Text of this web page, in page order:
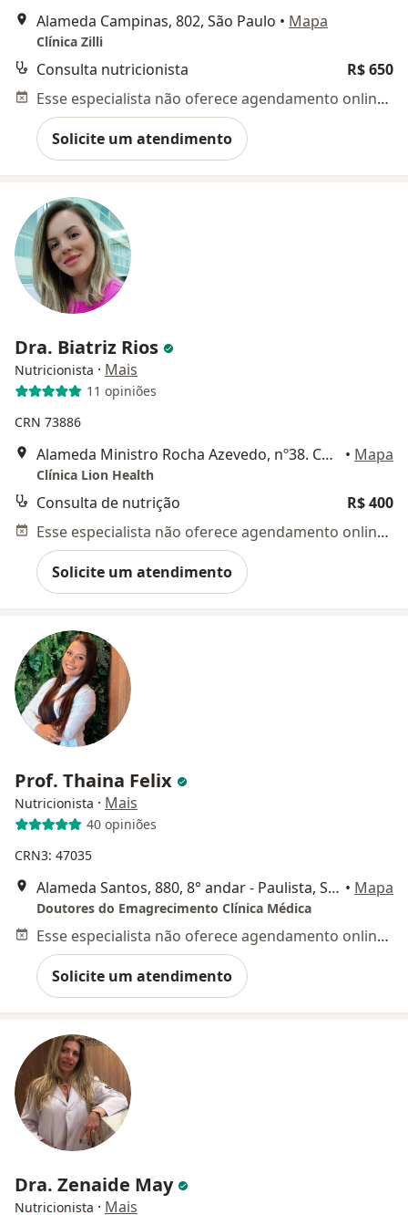
Alameda Campinas, 802, São Paulo • Mapa
Clínica Zilli
Consulta nutricionista
R$ 650
Esse especialista não oferece agendamento online para esse endereço.
Solicite um atendimento
Dra. Biatriz Rios
Nutricionista · Mais
11 opiniões
CRN 73886
Alameda Ministro Rocha Azevedo, nº38. Conj. 401, São Paulo • Mapa
Clínica Lion Health
Consulta de nutrição
R$ 400
Esse especialista não oferece agendamento online para esse endereço.
Solicite um atendimento
Prof. Thaina Felix
Nutricionista · Mais
40 opiniões
CRN3: 47035
Alameda Santos, 880, 8° andar - Paulista, São Paulo • Mapa
Doutores do Emagrecimento Clínica Médica
Esse especialista não oferece agendamento online para esse endereço.
Solicite um atendimento
Dra. Zenaide May
Nutricionista · Mais